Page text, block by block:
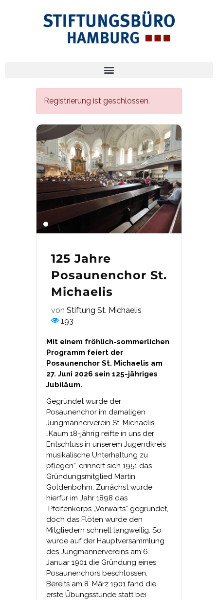
Registrierung ist geschlossen.
125 Jahre
Posaunenchor St.
Michaelis
von Stiftung St. Michaelis
193
Mit einem fröhlich-sommerlichen
Programm feiert der
Posaunenchor St. Michaelis am
27. Juni 2026 sein 125-jähriges
Jubiläum.
Gegründet wurde der
Posaunenchor im damaligen
Jungmännerverein St. Michaelis.
„Kaum 18-jährig reifte in uns der
Entschluss in unserem Jugendkreis
musikalische Unterhaltung zu
pflegen“, erinnert sich 1951 das
Gründungsmitglied Martin
Goldenbohm. Zunächst wurde
hierfür im Jahr 1898 das
Pfeifenkorps „Vorwärts“ gegründet,
doch das Flöten wurde den
Mitgliedern schnell langweilig. So
wurde auf der Hauptversammlung
des Jungmännervereins am 6.
Januar 1901 die Gründung eines
Posaunenchors beschlossen.
Bereits am 8. März 1901 fand die
erste Übungsstunde statt bei